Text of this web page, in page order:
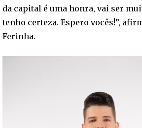
da capital é uma honra, vai ser
tenho certeza. Espero vocês!”,
Ferinha.